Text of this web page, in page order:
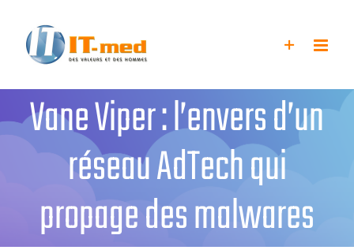
contenu
Vane Viper : l’envers d’un
réseau AdTech qui
propage des malwares